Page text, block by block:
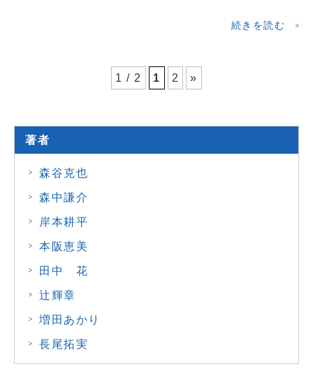
続きを読む
1 / 2 1 2 »
著者
森谷克也
森中謙介
岸本耕平
本阪恵美
田中 花
辻輝章
増田あかり
長尾拓実